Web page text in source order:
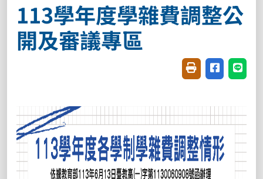
113學年度學雜費調整公
開及審議專區
友善列印(開新視
分享至臉書
分享